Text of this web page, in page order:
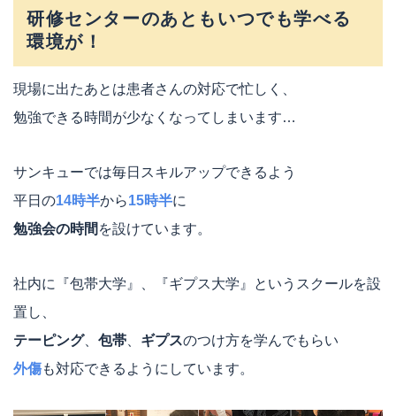
研修センターのあともいつでも学べる
環境が！
現場に出たあとは患者さんの対応で忙しく、
勉強できる時間が少なくなってしまいます…
サンキューでは毎日スキルアップできるよう
平日の14時半から15時半に
勉強会の時間 を設けています。
社内に『包帯大学』、『ギプス大学』というスクールを設
置し、
テーピング、 包帯 ギプスのつけ方を学んでもらい
外傷も対応できるようにしています。